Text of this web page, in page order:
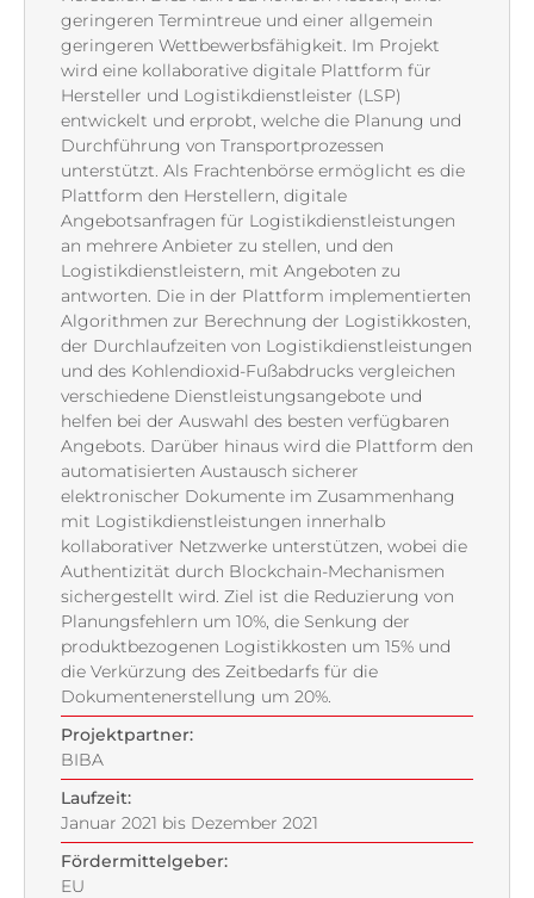
geringeren Termintreue und einer allgemein
geringeren Wettbewerbsfähigkeit. Im Projekt
wird eine kollaborative digitale Plattform für
Hersteller und Logistikdienstleister (LSP)
entwickelt und erprobt, welche die Planung und
Durchführung von Transportprozessen
unterstützt. Als Frachtenbörse ermöglicht es die
Plattform den Herstellern, digitale
Angebotsanfragen für Logistikdienstleistungen
an mehrere Anbieter zu stellen, und den
Logistikdienstleistern, mit Angeboten zu
antworten. Die in der Plattform implementierten
Algorithmen zur Berechnung der Logistikkosten,
der Durchlaufzeiten von Logistikdienstleistungen
und des Kohlendioxid-Fußabdrucks vergleichen
verschiedene Dienstleistungsangebote und
helfen bei der Auswahl des besten verfügbaren
Angebots. Darüber hinaus wird die Plattform den
automatisierten Austausch sicherer
elektronischer Dokumente im Zusammenhang
mit Logistikdienstleistungen innerhalb
kollaborativer Netzwerke unterstützen, wobei die
Authentizität durch Blockchain-Mechanismen
sichergestellt wird. Ziel ist die Reduzierung von
Planungsfehlern um 10%, die Senkung der
produktbezogenen Logistikkosten um 15% und
die Verkürzung des Zeitbedarfs für die
Dokumentenerstellung um 20%.
Projektpartner:
BIBA
Laufzeit:
Januar 2021 bis Dezember 2021
Fördermittelgeber:
EU